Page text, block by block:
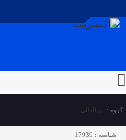
گروه : بین‌المللی
شناسه : 17939